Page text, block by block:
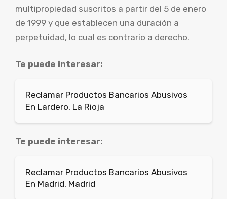
multipropiedad suscritos a partir del 5 de enero
de 1999 y que establecen una duración a
perpetuidad, lo cual es contrario a derecho.
Te puede interesar:
Reclamar Productos Bancarios Abusivos
En Lardero, La Rioja
Te puede interesar:
Reclamar Productos Bancarios Abusivos
En Madrid, Madrid